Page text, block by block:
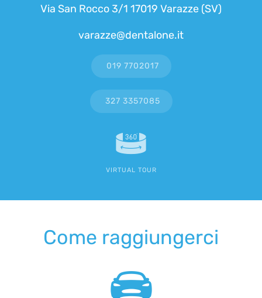
Via San Rocco 3/1 17019 Varazze (SV)
varazze@dentalone.it
019 7702017
327 3357085
VIRTUAL TOUR
Come raggiungerci